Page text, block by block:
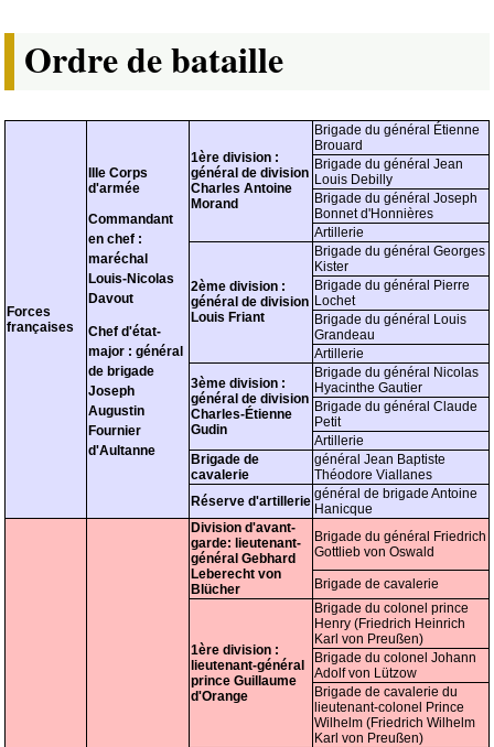
Ordre de bataille
Forces
françaises
IIIe Corps
d'armée
Commandant
en chef :
maréchal
Louis-Nicolas
Davout
Chef d'état-
major : général
de brigade
Joseph
Augustin
Fournier
d'Aultanne
1ère division :
général de division
Charles Antoine
Morand
Brigade du général Étienne
Brouard
Brigade du général Jean
Louis Debilly
Brigade du général Joseph
Bonnet d'Honnières
Artillerie
2ème division :
général de division
Louis Friant
Brigade du général Georges
Kister
Brigade du général Pierre
Lochet
Brigade du général Louis
Grandeau
Artillerie
3ème division :
général de division
Charles-Étienne
Gudin
Brigade du général Nicolas
Hyacinthe Gautier
Brigade du général Claude
Petit
Artillerie
Brigade de
cavalerie
général Jean Baptiste
Théodore Viallanes
Réserve d'artillerie général de brigade Antoine
Hanicque
Division d'avant-
garde: lieutenant-
général Gebhard
Leberecht von
Blücher
Brigade du général Friedrich
Gottlieb von Oswald
Brigade de cavalerie
1ère division :
lieutenant-général
prince Guillaume
d'Orange
Brigade du colonel prince
Henry (Friedrich Heinrich
Karl von Preußen)
Brigade du colonel Johann
Adolf von Lützow
Brigade de cavalerie du
lieutenant-colonel Prince
Wilhelm (Friedrich Wilhelm
Karl von Preußen)